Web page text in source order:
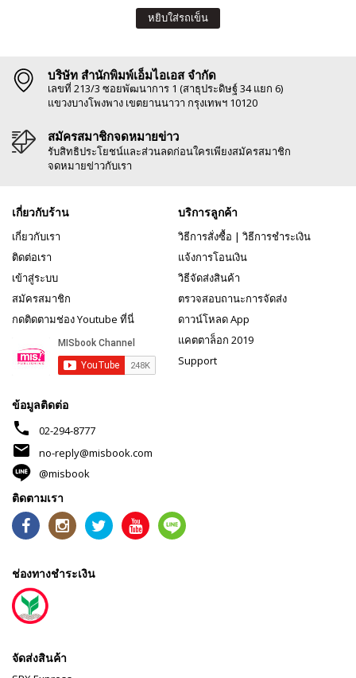
หยิบใส่รถเข็น
บริษัท สำนักพิมพ์เอ็มไอเอส จำกัด
เลขที่ 213/3 ซอยพัฒนาการ 1 (สาธุประดิษฐ์ 34 แยก 6)
แขวงบางโพงพาง เขตยานนาวา กรุงเทพฯ 10120
สมัครสมาชิกจดหมายข่าว
รับสิทธิประโยชน์และส่วนลดก่อนใครเพียงสมัครสมาชิก
จดหมายข่าวกับเรา
เกี่ยวกับร้าน
เกี่ยวกับเรา
ติดต่อเรา
เข้าสู่ระบบ
สมัครสมาชิก
กดติดตามช่อง Youtube ที่นี่
บริการลูกค้า
วิธีการสั่งซื้อ | วิธีการชำระเงิน
แจ้งการโอนเงิน
วิธีจัดส่งสินค้า
ตรวจสอบถานะการจัดส่ง
ดาวน์โหลด App
แคตตาล็อก 2019
Support
ข้อมูลติดต่อ
phone 02-294-8777
mail
no-reply@misbook.com
@misbook
ติดตามเรา
ช่องทางชำระเงิน
จัดส่งสินค้า